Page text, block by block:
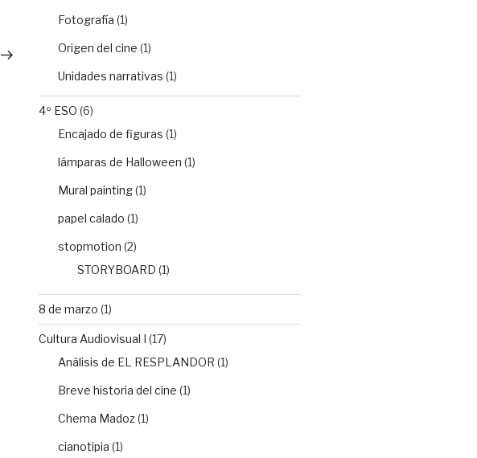
entrada
Fotografía (1)
Origen del cine (1)
Unidades narrativas (1)
4º ESO (6)
Encajado de figuras (1)
lámparas de Halloween (1)
Mural painting(1)
papel calado (1)
stopmotion (2)
STORYBOARD (1)
8 de marzo (1)
Cultura Audiovisual I (17)
Análisis de EL RESPLANDOR (1)
Breve historia del cine (1)
Chema Madoz(1)
cianotipia (1)